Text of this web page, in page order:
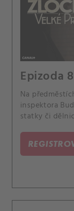
Epizoda
Na
inspektora
statky či